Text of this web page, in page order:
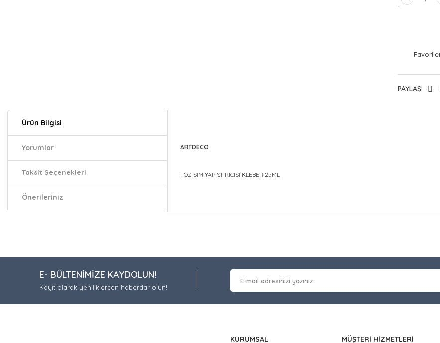
PAYLAŞ:
Ürün Bilgisi
Yorumlar
Taksit Seçenekleri
Önerileriniz
ARTDECO
TOZ SIM YAPISTIRICISI KLEBER 25ML
Ürün açıklamasında eksik bilgiler bulunuyor.
Ürün bilgilerinde hatalar bulunuyor.
Ürün fiyatı diğer sitelerden daha pahalı.
E- BÜLTENİMİZE KAYDOLUN!
Kayıt olarak yeniliklerden haberdar olun!
KURUMSAL MÜŞTERİ HİZMETLERİ